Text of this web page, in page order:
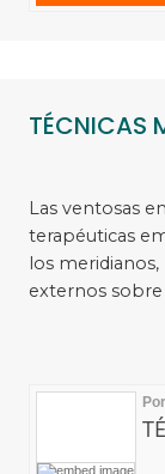
TÉCNICAS
Las ventosas
terapéuticas
los
externos